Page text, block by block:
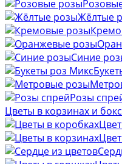
Жёлтые
Синие
Розы
Цветы в корзинах и